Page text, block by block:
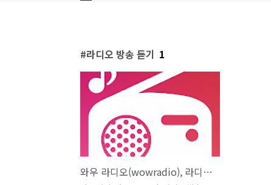
라디오 방송 듣기 1
와우 라디오(wowradio), 라디오 방송 듣기, 실시간 TV 보기